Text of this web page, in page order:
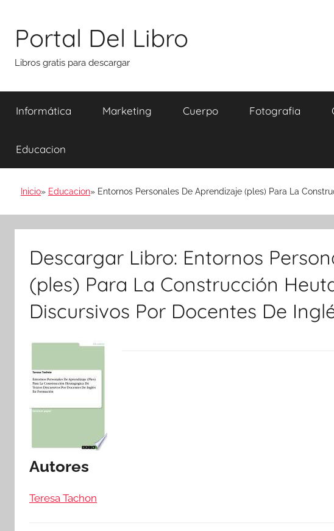
contenido
Portal Del Libro
Libros gratis para descargar
Informática Marketing Cuerpo Fotografia
Educacion
Inicio Educacion Entornos Personales De Aprendizaje (ples) Para La
Descargar Libro: Entornos
(ples) Para La Construcción
Discursivos Por Docentes De
Autores
Teresa Tachon